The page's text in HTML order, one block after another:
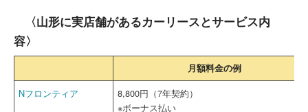
〈山形に実店舗があるカーリースとサービス内
容〉
月額料金の例
Nフロンティア
8,800円（7年契約）
※ボーナス払い